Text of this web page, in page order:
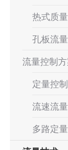
热式质
孔板流
流量控制
定量控
流速流
多路定